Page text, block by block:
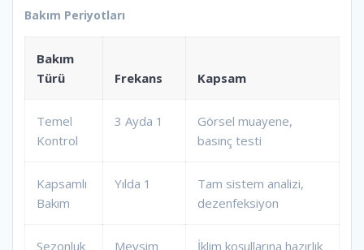
Bakım Periyotları
Bakım
Türü
Frekans Kapsam
Temel
Kontrol
3 Ayda 1
Görsel muayene,
basınç testi
Kapsamlı
Bakım
Yılda 1
Tam sistem analizi,
dezenfeksiyon
Sezonluk Mevsim İklim koşullarına hazırlık